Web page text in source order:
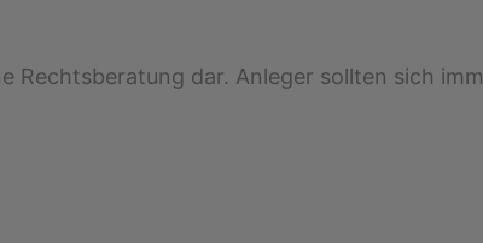
dar. Anleger sollten sich